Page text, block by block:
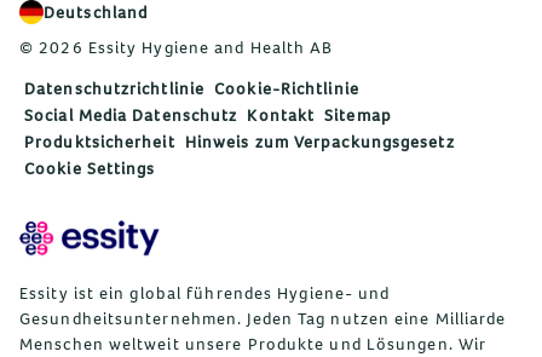
Deutschland
© 2026 Essity Hygiene and Health AB
Datenschutzrichtlinie Cookie-Richtlinie
Social Media Datenschutz Kontakt Sitemap
Produktsicherheit Hinweis zum Verpackungsgesetz
Cookie Settings
Essity ist ein global führendes Hygiene- und
Gesundheitsunternehmen. Jeden Tag nutzen eine Milliarde
Menschen weltweit unsere Produkte und Lösungen. Wir